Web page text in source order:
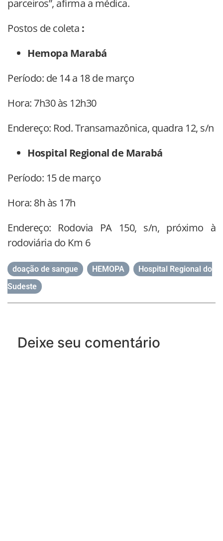
parceiros”, afirma a médica.
Postos de coleta :
Hemopa Marabá
Período: de 14 a 18 de março
Hora: 7h30 às 12h30
Endereço: Rod. Transamazônica, quadra 12, s/n
Hospital Regional de Marabá
Período: 15 de março
Hora: 8h às 17h
Endereço: Rodovia PA 150, s/n, próximo à
rodoviária do Km 6
doação de sangue HEMOPA
Hospital Regional do
Sudeste
Deixe seu comentário